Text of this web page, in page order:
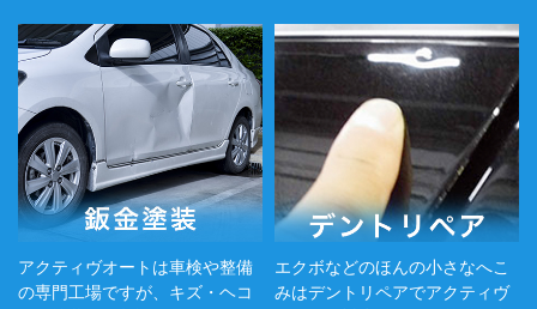
アクティヴオートは車検や整備
の専門工場ですが、キズ・ヘコ
エクボなどのほんの小さなへこ
みはデントリペアでアクティヴ